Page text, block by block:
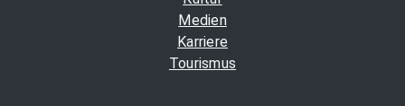
Medien
Karriere
Tourismus